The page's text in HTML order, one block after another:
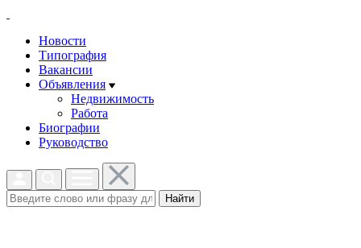
Новости
Типография
Вакансии
Объявления
Недвижимость
Работа
Биографии
Руководство
Найти